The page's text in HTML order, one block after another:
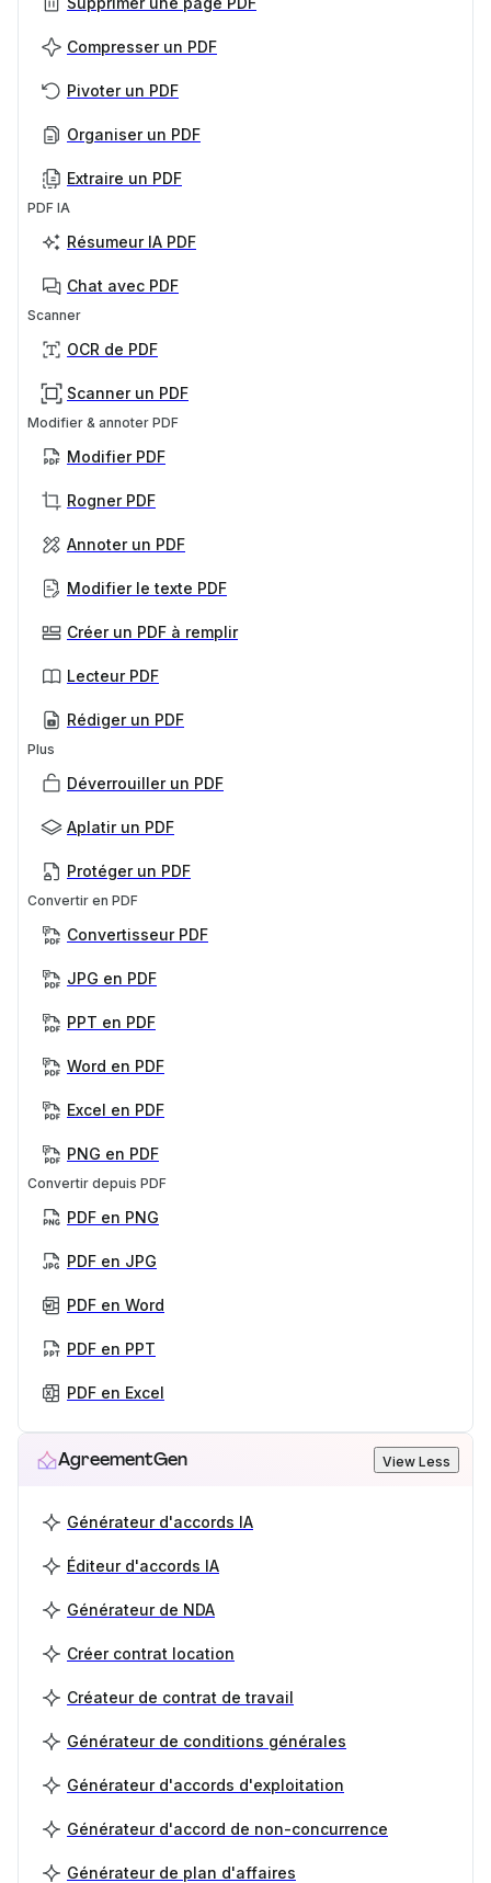
Compresser un PDF
Pivoter un PDF
Organiser un PDF
Extraire un PDF
PDF IA
Résumeur IA PDF
Chat avec PDF
Scanner
OCR de PDF
Scanner un PDF
Modifier & annoter PDF
Modifier PDF
Rogner PDF
Annoter un PDF
Modifier le texte PDF
Créer un PDF à remplir
Lecteur PDF
Rédiger un PDF
Plus
Déverrouiller un PDF
Aplatir un PDF
Protéger un PDF
Convertir en PDF
Convertisseur PDF
JPG en PDF
PPT en PDF
Word en PDF
Excel en PDF
PNG en PDF
Convertir depuis PDF
PDF en PNG
PDF en JPG
PDF en Word
PDF en PPT
PDF en Excel
AgreementGen View Less
Générateur d'accords IA
Éditeur d'accords IA
Générateur de NDA
Créer contrat location
Créateur de contrat de travail
Générateur de conditions générales
Générateur d'accords d'exploitation
Générateur d'accord de non-concurrence
Générateur de plan d'affaires